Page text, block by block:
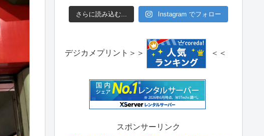
さらに読み込む... Instagram でフォロー
デジカメプリント＞＞ ＜＜
スポンサーリンク